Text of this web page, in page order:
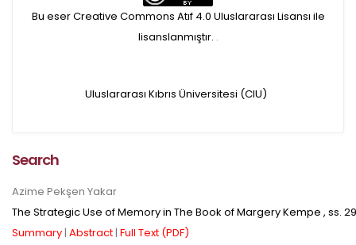
APC bilgi mesajı
Bu eser Creative Commons Atıf 4.0 Uluslararası Lisansı ile
lisanslanmıştır. .
Uluslararası Kıbrıs Üniversitesi (CIU)
Search
Azime Pekşen Yakar
The Strategic Use of Memory in The Book of Margery Kempe , ss.
Summary| Abstract| Full Text (PDF)